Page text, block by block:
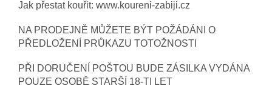
Jak přestat kouřit: www.koureni-zabiji.cz
NA PRODEJNĚ MŮŽETE BÝT POŽÁDÁNI O
PŘEDLOŽENÍ PRŮKAZU TOTOŽNOSTI
PŘI DORUČENÍ POŠTOU BUDE ZÁSILKA VYDÁNA
POUZE OSOBĚ STARŠÍ 18-TI LET